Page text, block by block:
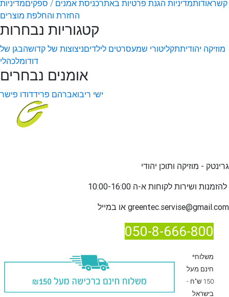
קשראודותמדיניות הגנת פרטיות באתרכניסת אמנים / ספקיםמדיניות
החזרת והחלפת מוצרים
קטגוריות נבחרות
מוזיקה יהודיתתקליטורי שמעסרטים לילדיםניצוצות של קדושהבגן של
דודומלכהלי
אומנים נבחרים
ישי ריבואברהם פרידדודו פישר
גרינטק - מוזיקה ותוכן יהודי
להזמנות ו
greentec.servise@gmail.com
050-8-666-800
*משלוח
חינם מעל
150 ש"ח -
בישראל